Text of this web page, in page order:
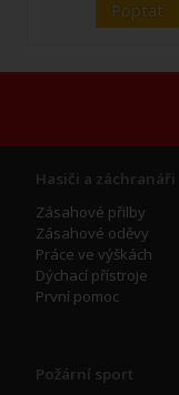
Poptat
Hasiči a záchranáři
Zásahové přilby
Zásahové oděvy
Práce ve výškách
Dýchací přístroje
První pomoc
Požární sport